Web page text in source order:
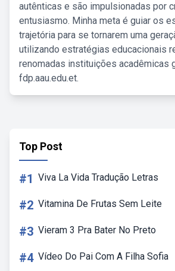
autênticas e são impulsionadas por
entusiasmo. Minha meta é guiar os
trajetória para se tornarem uma
utilizando estratégias educacionais
renomadas instituições acadêmicas
fdp.aau.edu.et.
Top Post
#1 Viva La Vida Tradução Letras
#2 Vitamina De Frutas Sem Leite
#3 Vieram 3 Pra Bater No Preto
#4 Vídeo Do Pai Com A Filha Sofia